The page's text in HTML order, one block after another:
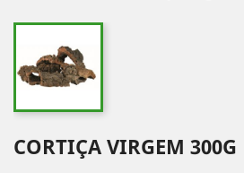
CORTIÇA VIRGEM 300G